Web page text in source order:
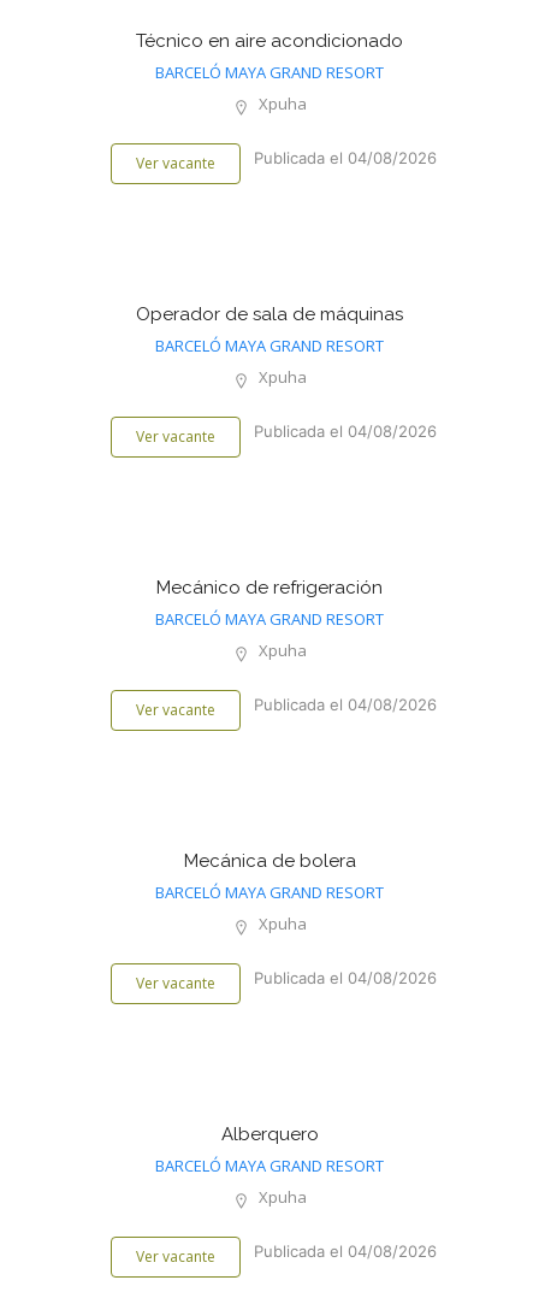
Técnico en aire acondicionado
BARCELÓ MAYA GRAND RESORT
Xpuha
Ver vacante Publicada el 04/08/2026
Operador de sala de máquinas
BARCELÓ MAYA GRAND RESORT
Xpuha
Ver vacante Publicada el 04/08/2026
Mecánico de refrigeración
BARCELÓ MAYA GRAND RESORT
Xpuha
Ver vacante Publicada el 04/08/2026
Mecánica de bolera
BARCELÓ MAYA GRAND RESORT
Xpuha
Ver vacante Publicada el 04/08/2026
Alberquero
BARCELÓ MAYA GRAND RESORT
Xpuha
Ver vacante Publicada el 04/08/2026